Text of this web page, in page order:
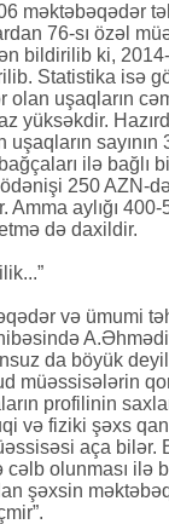
məktəbəqədər
76-sı özəl
bildirilib ki,
Statistika isə
olan uşaqların
yüksəkdir.
sayının
ilə bağlı
250 AZN-
aylığı
də daxildir.
və ümumi
da böyük
müəssisələrin
profilinin
və fiziki şəxs
aça bilər.
cəlb olunması ilə
şəxsin